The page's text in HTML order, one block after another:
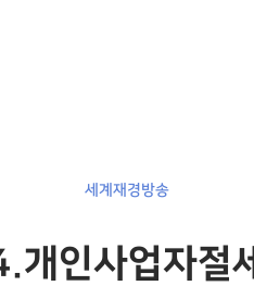
세계재경방송
개인사업자절세